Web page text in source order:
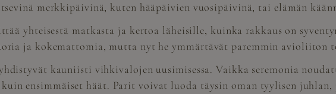
merkkipäivinä, kuten hääpäivien vuosipäivinä, tai elämän
yhteisestä matkasta ja kertoa läheisille, kuinka rakkaus on
ja kokemattomia, mutta nyt he ymmärtävät paremmin avioliiton
kauniisti vihkivalojen uusimisessa. Vaikka seremonia
ensimmäiset häät. Parit voivat luoda täysin oman tyylisen